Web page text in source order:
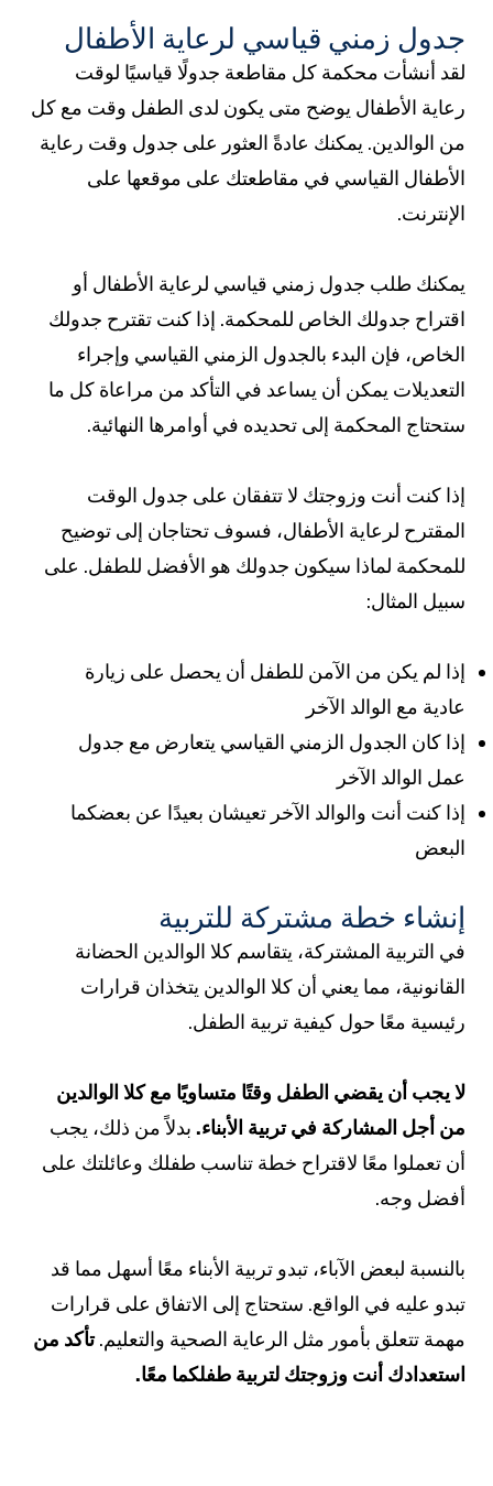
جدول زمني قياسي لرعاية الأطفال
لقد أنشأت محكمة كل مقاطعة جدولًا قياسيًا لوقت
رعاية الأطفال يوضح متى يكون لدى الطفل وقت مع كل
من الوالدين. يمكنك عادةً العثور على جدول وقت رعاية
الأطفال القياسي في مقاطعتك على موقعها على
الإنترنت.
يمكنك طلب جدول زمني قياسي لرعاية الأطفال أو
اقتراح جدولك الخاص للمحكمة. إذا كنت تقترح جدولك
الخاص، فإن البدء بالجدول الزمني القياسي وإجراء
التعديلات يمكن أن يساعد في التأكد من مراعاة كل ما
ستحتاج المحكمة إلى تحديده في أوامرها النهائية.
إذا كنت أنت وزوجتك لا تتفقان على جدول الوقت
المقترح لرعاية الأطفال، فسوف تحتاجان إلى توضيح
للمحكمة لماذا سيكون جدولك هو الأفضل للطفل. على
سبيل المثال:
إذا لم يكن من الآمن للطفل أن يحصل على زيارة
عادية مع الوالد الآخر
إذا كان الجدول الزمني القياسي يتعارض مع جدول
عمل الوالد الآخر
إذا كنت أنت والوالد الآخر تعيشان بعيدًا عن بعضكما
البعض
إنشاء خطة مشتركة للتربية
في التربية المشتركة، يتقاسم كلا الوالدين الحضانة
القانونية، مما يعني أن كلا الوالدين يتخذان قرارات
رئيسية معًا حول كيفية تربية الطفل.
لا يجب أن يقضي الطفل وقتًا متساويًا مع كلا الوالدين
من أجل المشاركة في تربية الأبناء.بدلاً من ذلك، يجب
أن تعملوا معًا لاقتراح خطة تناسب طفلك وعائلتك على
أفضل وجه.
بالنسبة لبعض الآباء، تبدو تربية الأبناء معًا أسهل مما قد
تبدو عليه في الواقع. ستحتاج إلى الاتفاق على قرارات
مهمة تتعلق بأمور مثل الرعاية الصحية والتعليم.تأكد من
استعدادك أنت وزوجتك لتربية طفلكما معًا.